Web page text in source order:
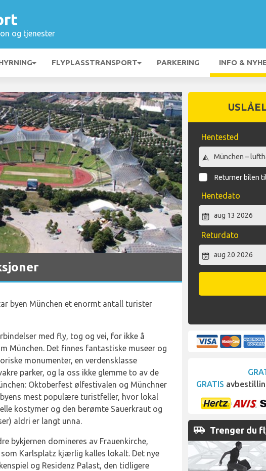
og tjenester
FLYPLASSTRANSPORT PARKERING INFO &
byen München et enormt antall turister
med fly, tog og vei, for ikke å
München. Det finnes fantastiske museer og
monumenter, en verdensklasse
parker, og la oss ikke glemme to av de
Oktoberfest ølfestivalen og Münchner
mest populære turistfeller, hvor lokal
kostymer og den berømte Sauerkraut og
aldri er langt unna.
bykjernen domineres av Frauenkirche,
Karlsplatz kjærlig kalles lokalt. Det nye
og Residenz Palast, den tidligere
Hentested
Returner bilen
Hentedato
Returdato
GRATIS
airport_shuttle Trenger du